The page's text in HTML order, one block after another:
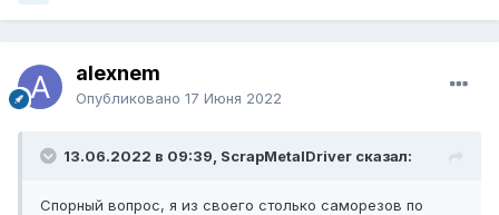
alexnem
Опубликовано 17 Июня 2022
13.06.2022 в 09:39, ScrapMetalDriver сказал:
Спорный вопрос, я из своего столько саморезов по